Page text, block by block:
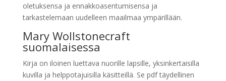
oletuksensa ja ennakkoasentumisensa ja
tarkastelemaan uudelleen maailmaa ympärillään.
Mary Wollstonecraft
suomalaisessa
Kirja on iloinen luettava nuorille lapsille, yksinkertaisilla
kuvilla ja helppotajuisilla käsitteillä. Se pdf täydellinen